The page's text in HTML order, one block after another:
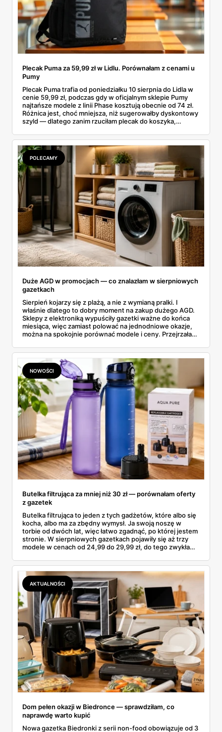
Plecak Puma za 59,99 zł w Lidlu. Porównałam z cenami u
Pumy
Plecak Puma trafia od poniedziałku 10 sierpnia do Lidla w
cenie 59,99 zł, podczas gdy w oficjalnym sklepie Pumy
najtańsze modele z linii Phase kosztują obecnie od 74 zł.
Różnica jest, choć mniejsza, niż sugerowałby dyskontowy
szyld — dlatego zanim rzuciłam plecak do koszyka,
rozpiska: co dokładnie sprzedaje Lidl, ile kosztują
odpowiedniki u producenta i komu ten zakup naprawdę
się opłaci.
POLECAMY
Duże AGD w promocjach — co znalazłam w sierpniowych
gazetkach
Sierpień kojarzy się z plażą, a nie z wymianą pralki. I
właśnie dlatego to dobry moment na zakup dużego AGD.
Sklepy z elektroniką wypuściły gazetki ważne do końca
miesiąca, więc zamiast polować na jednodniowe okazje,
można na spokojnie porównać modele i ceny. Przejrzałam
znalazłam, z cenami i terminami.
NOWOŚCI
Butelka filtrująca za mniej niż 30 zł — porównałam oferty
z gazetek
Butelka filtrująca to jeden z tych gadżetów, które albo się
kocha, albo ma za zbędny wymysł. Ja swoją noszę w
torbie od dwóch lat, więc łatwo zgadnąć, po której jestem
stronie. W sierpniowych gazetkach pojawiły się aż trzy
modele w cenach od 24,99 do 29,99 zł, do tego zwykła
wszystkie oferty i policzyłam, kiedy taki zakup faktycznie
się opłaca.
AKTUALNOŚCI
Dom pełen okazji w Biedronce — sprawdziłam, co
naprawdę warto kupić
Nowa gazetka Biedronki z serii non-food obowiązuje od 3